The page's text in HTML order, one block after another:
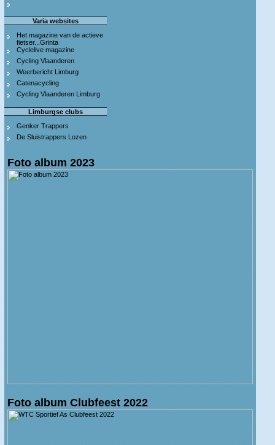
Varia websites
Het magazine van de actieve
fietser...Grinta
Cyclelive magazine
Cycling Vlaanderen
Weerbericht Limburg
Catenacycling
Cycling Vlaanderen Limburg
Limburgse clubs
Genker Trappers
De Sluistrappers Lozen
Foto album 2023
Foto album Clubfeest 2022